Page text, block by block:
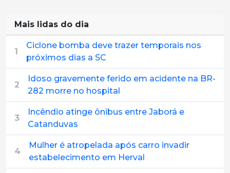
Mais lidas do dia
1
Ciclone bomba deve trazer temporais nos
próximos dias a SC
2
Idoso gravemente ferido em acidente na BR-
282 morre no hospital
3
Incêndio atinge ônibus entre Jaborá e
Catanduvas
4
Mulher é atropelada após carro invadir
estabelecimento em Herval